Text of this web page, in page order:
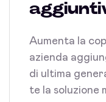
Aumenta la
azienda
di ultima
te la soluzione